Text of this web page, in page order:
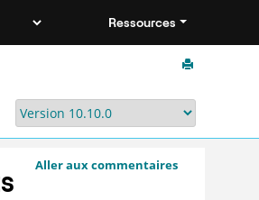
Ressources
Aller aux commentaires